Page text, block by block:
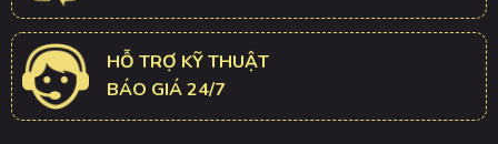
HỖ TRỢ KỸ THUẬT
BÁO GIÁ 24/7